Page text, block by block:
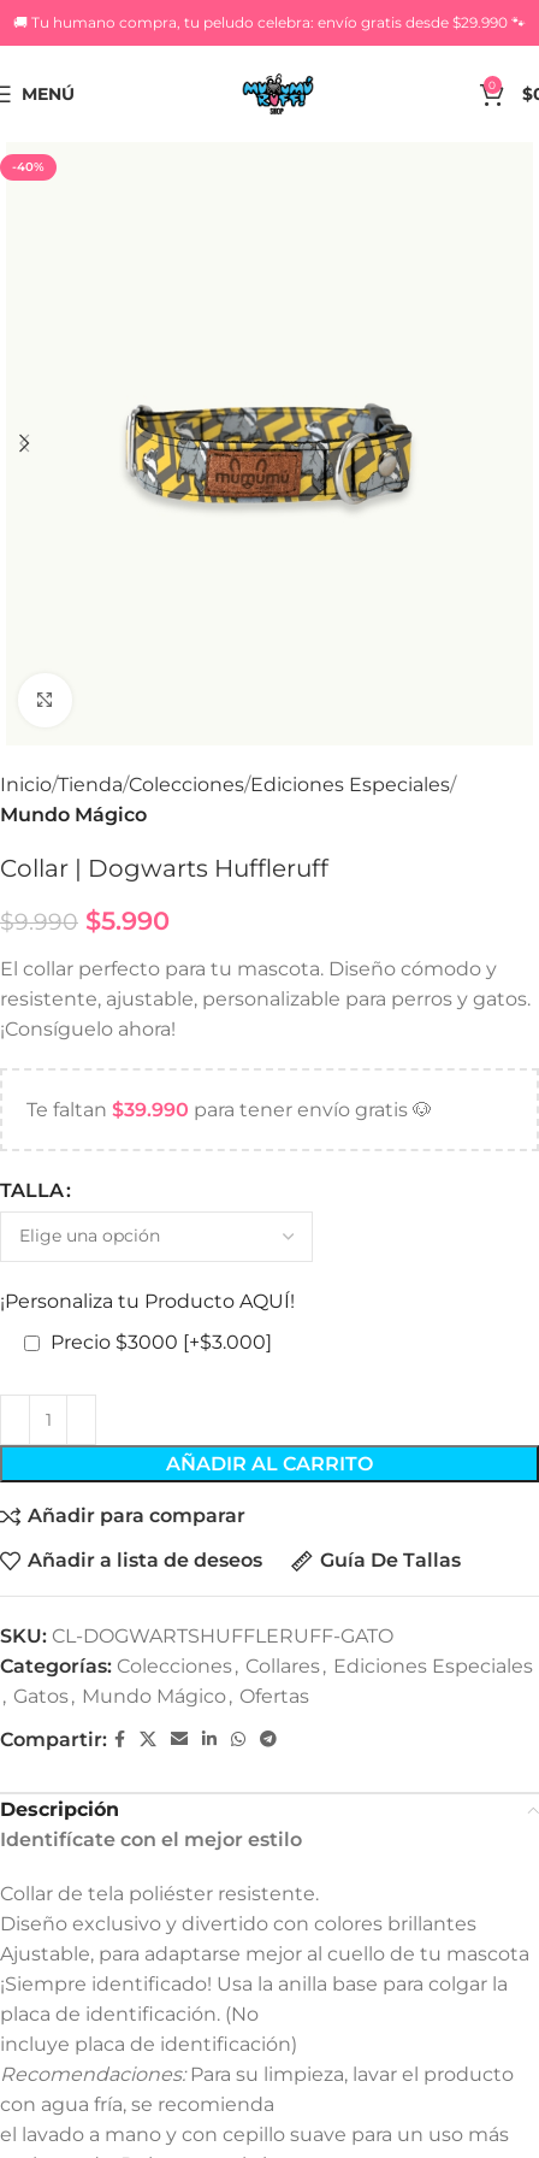
🚚 Tu humano compra, tu peludo celebra: envío gratis desde $29.990 🐾
MENÚ 0 $
-40%
Inicio Tienda Colecciones Ediciones Especiales
Mundo Mágico
Collar | Dogwarts Huffleruff
$9.990 $5.990
El collar perfecto para tu mascota. Diseño cómodo y
resistente, ajustable, personalizable para perros y gatos.
¡Consíguelo ahora!
Te faltan $39.990 para tener envío gratis 🐶
TALLA
¡Personaliza tu Producto AQUÍ!
Precio $3000 [+$3.000]
AÑADIR AL CARRITO
Añadir para comparar
Añadir a lista de deseos
Guía De Tallas
SKU: CL-DOGWARTSHUFFLERUFF-GATO
Categorías: Colecciones, Collares, Ediciones Especiales
, Gatos, Mundo Mágico, Ofertas
Compartir:
Descripción
Identifícate con el mejor estilo
Collar de tela poliéster resistente.
Diseño exclusivo y divertido con colores brillantes
Ajustable, para adaptarse mejor al cuello de tu mascota
¡Siempre identificado! Usa la anilla base para colgar la
placa de identificación. (No
incluye placa de identificación)
Recomendaciones:Para su limpieza, lavar el producto
con agua fría, se recomienda
el lavado a mano y con cepillo suave para un uso más